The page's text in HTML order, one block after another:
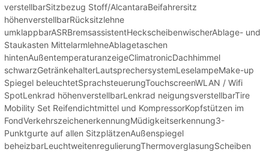
verstellbarSitzbezug Stoff/AlcantaraBeifahrersitz
höhenverstellbarRücksitzlehne
umklappbarASRBremsassistentHeckscheibenwischerAblage- und
Staukasten MittelarmlehneAblagetaschen
hintenAußentemperaturanzeigeClimatronicDachhimmel
schwarzGetränkehalterLautsprechersystemLeselampeMake-up
Spiegel beleuchtetSprachsteuerungTouchscreenWLAN / Wifi
SpotLenkrad höhenverstellbarLenkrad neigungsverstellbarTire
Mobility Set Reifendichtmittel und KompressorKopfstützen im
FondVerkehrszeichenerkennungMüdigkeitserkennung3-
Punktgurte auf allen SitzplätzenAußenspiegel
beheizbarLeuchtweitenregulierungThermoverglasungScheiben